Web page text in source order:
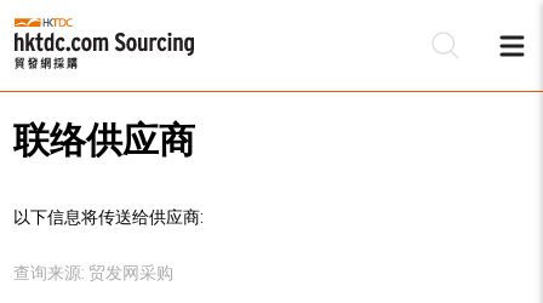
联络供应商
以下信息将传送给供应商:
查询来源: 贸发网采购